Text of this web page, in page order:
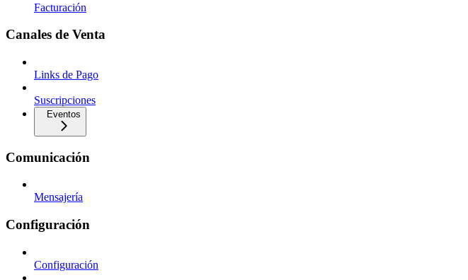
Facturación
Canales de Venta
Links de Pago
Suscripciones
Eventos
Comunicación
Mensajería
Configuración
Configuración